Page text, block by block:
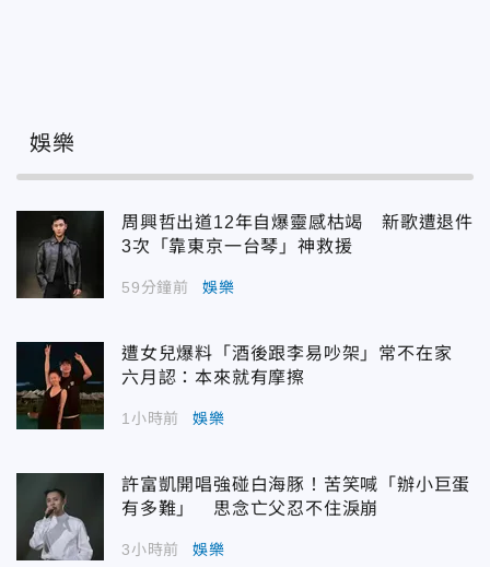
娛樂
周興哲出道12年自爆靈感枯竭 新歌遭退件
3次「靠東京一台琴」神救援
59分鐘前 娛樂
遭女兒爆料「酒後跟李易吵架」常不在家
六月認：本來就有摩擦
1小時前 娛樂
許富凱開唱強碰白海豚！苦笑喊「辦小巨蛋
有多難」 思念亡父忍不住淚崩
3小時前 娛樂